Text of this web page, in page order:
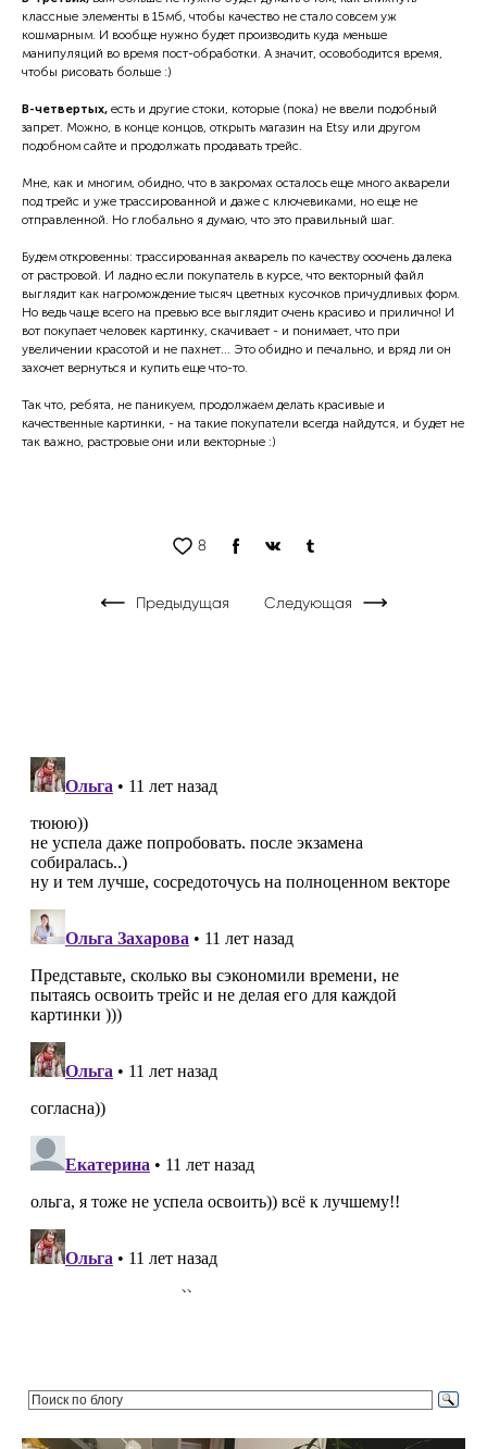
классные элементы в 15мб, чтобы качество не стало совсем уж
кошмарным. И вообще нужно будет производить куда меньше
манипуляций во время пост-обработки. А значит, осовободится время,
чтобы рисовать больше :)
В-четвертых, есть и другие стоки, которые (пока) не ввели подобный
запрет. Можно, в конце концов, открыть магазин на Etsy или другом
подобном сайте и продолжать продавать трейс.
Мне, как и многим, обидно, что в закромах осталось еще много акварели
под трейс и уже трассированной и даже с ключевиками, но еще не
отправленной. Но глобально я думаю, что это правильный шаг.
Будем откровенны: трассированная акварель по качеству ооочень далека
от растровой. И ладно если покупатель в курсе, что векторный файл
выглядит как нагромождение тысяч цветных кусочков причудливых форм.
Но ведь чаще всего на превью все выглядит очень красиво и прилично! И
вот покупает человек картинку, скачивает - и понимает, что при
увеличении красотой и не пахнет... Это обидно и печально, и вряд ли он
захочет вернуться и купить еще что-то.
Так что, ребята, не паникуем, продолжаем делать красивые и
качественные картинки, - на такие покупатели всегда найдутся, и будет не
так важно, растровые они или векторные :)
8
Предыдущая Следующая